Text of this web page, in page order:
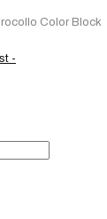
Color Block
-